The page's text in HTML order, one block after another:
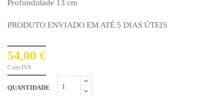
Profundidade 13 cm
PRODUTO ENVIADO EM ATÉ 5 DIAS ÚTEIS
54,00 €
Com IVA
QUANTIDADE